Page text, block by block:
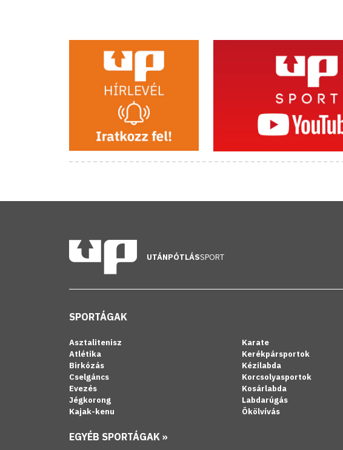
UTÁNPÓTLÁSSPORT
SPORTÁGAK
Asztalitenisz
Atlétika
Birkózás
Cselgáncs
Evezés
Jégkorong
Kajak-kenu
Karate
Kerékpársportok
Kézilabda
Korcsolyasportok
Kosárlabda
Labdarúgás
Ökölvívás
EGYÉB SPORTÁGAK »